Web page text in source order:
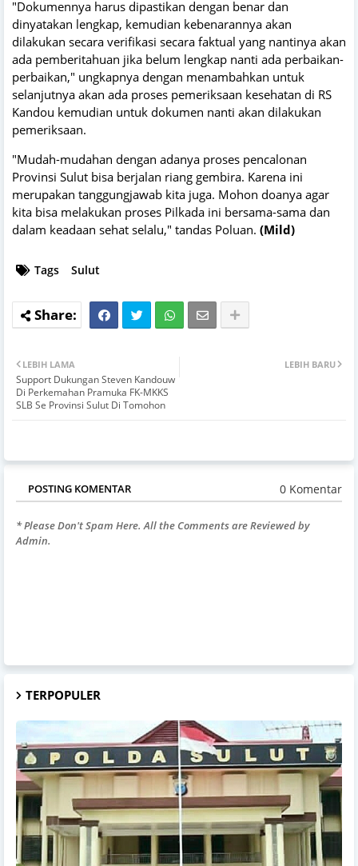
"Dokumennya harus dipastikan dengan benar dan
dinyatakan lengkap, kemudian kebenarannya akan
dilakukan secara verifikasi secara faktual yang nantinya akan
ada pemberitahuan jika belum lengkap nanti ada perbaikan-
perbaikan," ungkapnya dengan menambahkan untuk
selanjutnya akan ada proses pemeriksaan kesehatan di RS
Kandou kemudian untuk dokumen nanti akan dilakukan
pemeriksaan.
"Mudah-mudahan dengan adanya proses pencalonan
Provinsi Sulut bisa berjalan riang gembira. Karena ini
merupakan tanggungjawab kita juga. Mohon doanya agar
kita bisa melakukan proses Pilkada ini bersama-sama dan
dalam keadaan sehat selalu," tandas Poluan. (Mild)
Tags Sulut
LEBIH BARU
LEBIH LAMA
Support Dukungan Steven Kandouw
Di Perkemahan Pramuka FK-MKKS
SLB Se Provinsi Sulut Di Tomohon
POSTING KOMENTAR 0 Komentar
* Please Don't Spam Here. All the Comments are Reviewed by
Admin.
TERPOPULER